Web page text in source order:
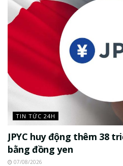
TIN TỨC 24H
JPYC huy động thêm 38
bằng đồng yen
07/08/2026